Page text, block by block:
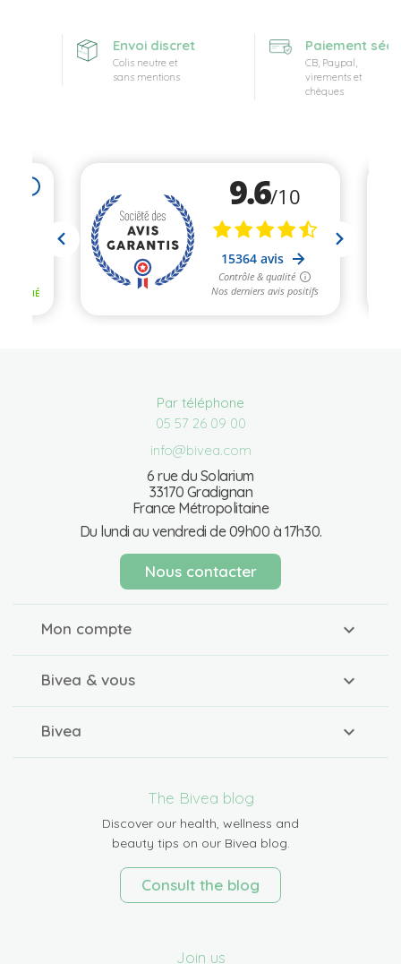
Envoi discret
Colis neutre et
sans mentions
Paiement
CB, Paypal,
virements et
chèques
Par téléphone
05 57 26 09 00
info@bivea.com
6 rue du Solarium
33170 Gradignan
France Métropolitaine
Du lundi au vendredi de 09h00 à 17h30.
Nous contacter
Mon compte
Bivea & vous
Bivea
The Bivea blog
Discover our health, wellness and
beauty tips on our Bivea blog.
Consult the blog
Join us